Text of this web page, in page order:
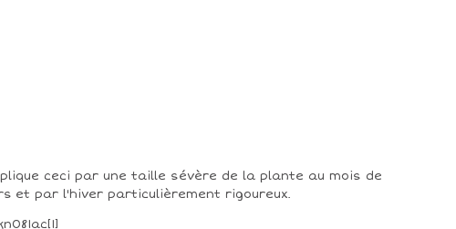
ceci par une taille sévère de la plante au mois de
et par l'hiver particulièrement rigoureux.